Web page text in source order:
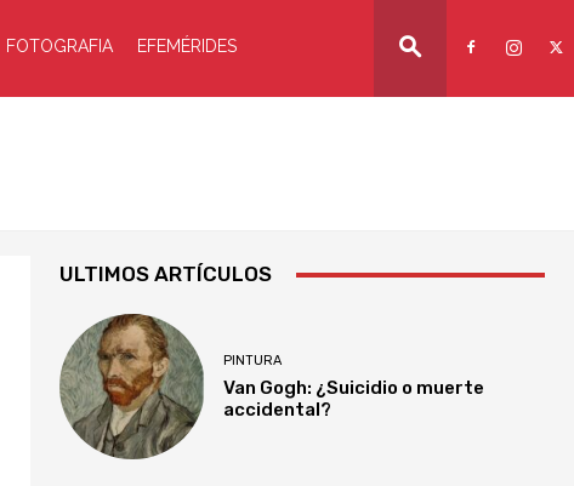
FOTOGRAFIA EFEMÉRIDES
ULTIMOS ARTÍCULOS
PINTURA
Van Gogh: ¿Suicidio o muerte
accidental?